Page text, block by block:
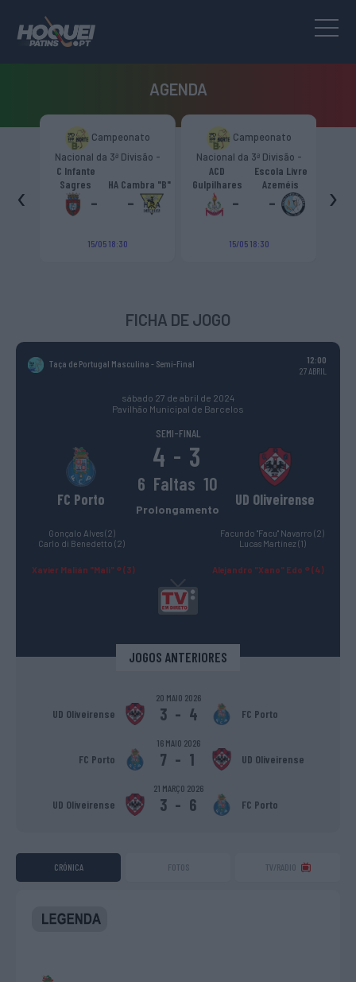
AGENDA
Campeonato
Nacional da 3ª Divisão -
Zona Norte “B”
C Infante
Sagres
-
HA Cambra "B"
-
15/05 18:30
Campeonato
Nacional da 3ª Divisão -
Zona Norte “B”
ACD
Gulpilhares
-
Escola Livre
Azeméis
-
15/05 18:30
‹ ›
FICHA DE JOGO
Taça de Portugal Masculina - Semi-Final
12:00
27 ABRIL
sábado 27 de abril de 2024
Pavilhão Municipal de Barcelos
SEMI-FINAL
FC Porto
4 - 3
6 Faltas 10
Prolongamento
UD Oliveirense
Gonçalo Alves (2)
Carlo di Benedetto (2)
Facundo "Facu" Navarro (2)
Lucas Martínez (1)
Xavier Malián "Mali" ® (3) Alejandro "Xano" Edo ® (4)
JOGOS ANTERIORES
20 MAIO 2026
UD Oliveirense 3 - 4 FC Porto
16 MAIO 2026
FC Porto 7 - 1 UD Oliveirense
21 MARÇO 2026
UD Oliveirense 3 - 6 FC Porto
CRÓNICA FOTOS TV/RADIO